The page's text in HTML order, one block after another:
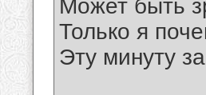
Может быть
Только я
Эту минуту